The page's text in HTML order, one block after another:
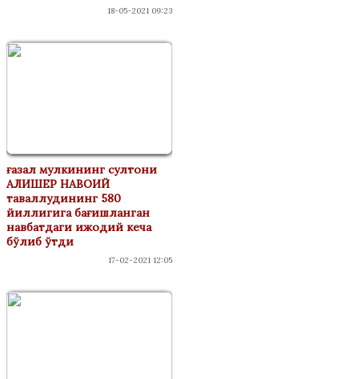
18-05-2021 09:23
ғазал мулкининг султони
АЛИШЕР НАВОИЙ
таваллудининг 580
йиллигига бағишланган
навбатдаги ижодий кеча
бўлиб ўтди
17-02-2021 12:05